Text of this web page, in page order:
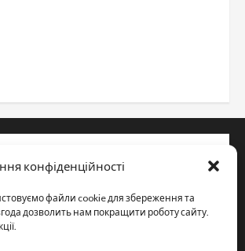
конфіденційності
файли cookie для збереження та
дозволить нам покращити роботу сайту.